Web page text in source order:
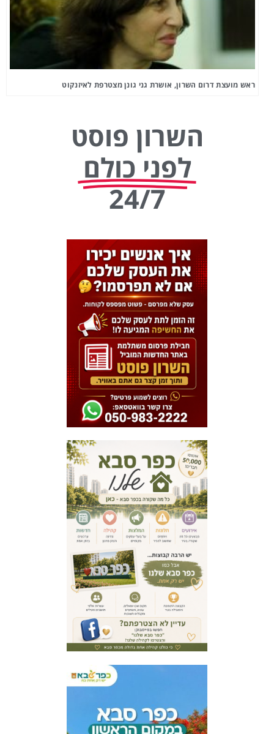
ראש מועצת דרום השרון, אושרת גני גונן מצטרפת לאיזנקוט
השרון פוסט
לפני כולם
24/7